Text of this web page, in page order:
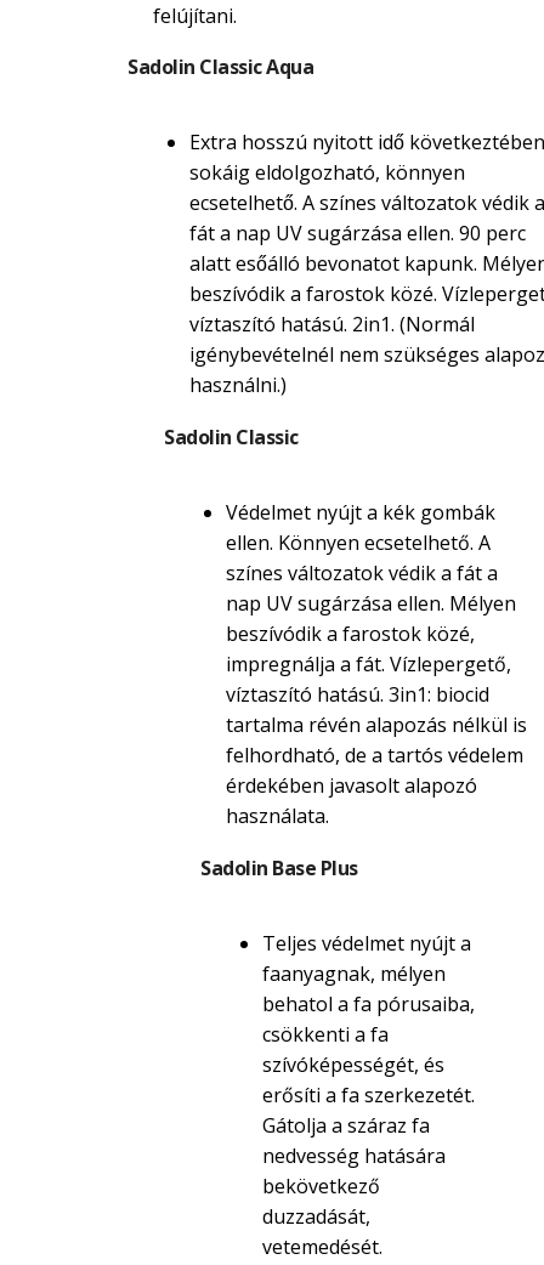
felújítani.
Sadolin Classic Aqua
Extra hosszú nyitott idő következtében
sokáig eldolgozható, könnyen
ecsetelhető. A színes változatok védik a
fát a nap UV sugárzása ellen. 90 perc
alatt esőálló bevonatot kapunk.
beszívódik a farostok közé.
víztaszító hatású. 2in1. (Normál
igénybevételnél nem szükséges
használni.)
Sadolin Classic
Védelmet nyújt a kék gombák
ellen. Könnyen ecsetelhető. A
színes változatok védik a fát a
nap UV sugárzása ellen. Mélyen
beszívódik a farostok közé,
impregnálja a fát. Vízlepergető,
víztaszító hatású. 3in1: biocid
tartalma révén alapozás nélkül is
felhordható, de a tartós védelem
érdekében javasolt alapozó
használata.
Sadolin Base Plus
Teljes védelmet nyújt a
faanyagnak, mélyen
behatol a fa pórusaiba,
csökkenti a fa
szívóképességét, és
erősíti a fa szerkezetét.
Gátolja a száraz fa
nedvesség hatására
bekövetkező
duzzadását,
vetemedését.